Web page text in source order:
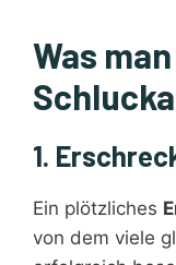
Was
1.
Ein plötzliches
von dem viele